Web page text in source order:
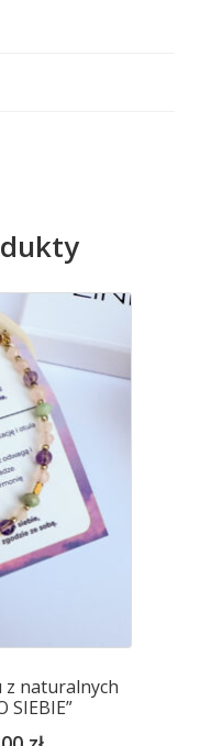
z naturalnych
SIEBIE”
Aktualna